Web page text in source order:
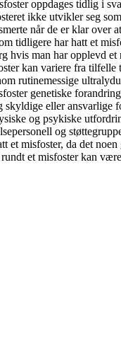
oppdages tidlig i
ikke utvikler seg
når de er klar over
tidligere har hatt et
hvis man har opplevd et
kan variere fra tilfelle
rutinemessige
genetiske
eller ansvarlige
og psykiske
og
et misfoster, da det
et misfoster kan